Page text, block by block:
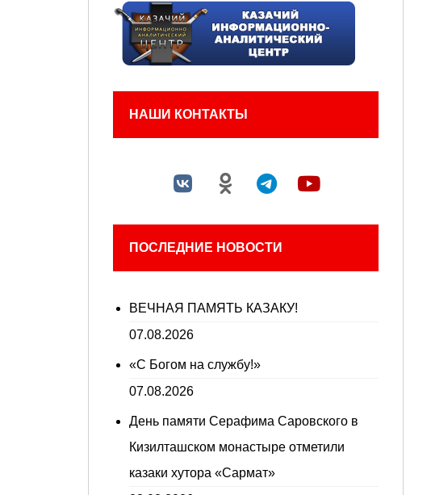
НАШИ КОНТАКТЫ
ПОСЛЕДНИЕ НОВОСТИ
ВЕЧНАЯ ПАМЯТЬ КАЗАКУ!
07.08.2026
«С Богом на службу!»
07.08.2026
День памяти Серафима Саровского в
Кизилташском монастыре отметили
казаки хутора «Сармат»